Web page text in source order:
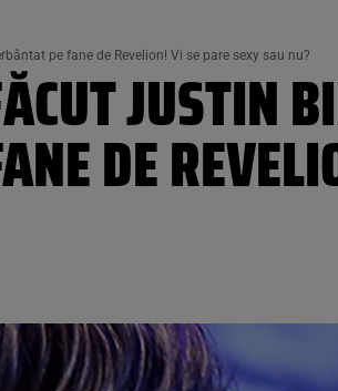
pe fane de Revelion! Vi se pare sexy sau nu?
JUSTIN
DE